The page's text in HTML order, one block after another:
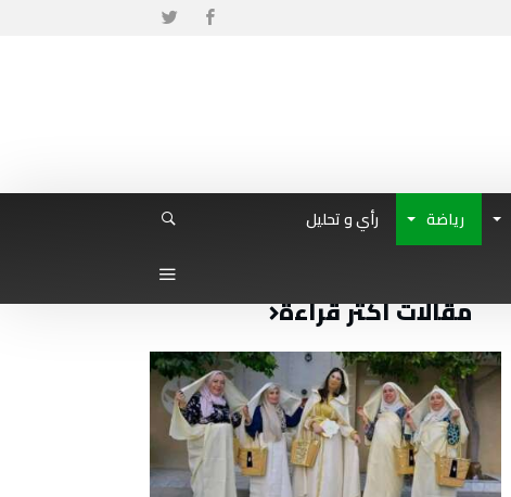
رياضة
رأي و تحليل
مقالات أكثر قراءة